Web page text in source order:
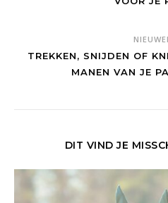
TREKKEN, SNIJDEN OF
MANEN VAN JE
DIT VIND JE